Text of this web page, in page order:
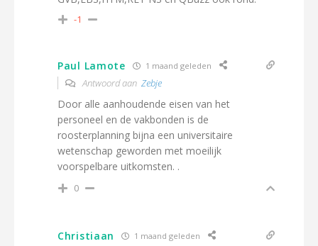
-1
Paul Lamote 1 maand geleden
Antwoord aan Zebje
Door alle aanhoudende eisen van het
personeel en de vakbonden is de
roosterplanning bijna een universitaire
wetenschap geworden met moeilijk
voorspelbare uitkomsten. .
0
Christiaan 1 maand geleden